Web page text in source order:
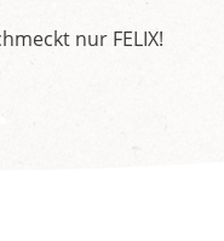
nur FELIX!